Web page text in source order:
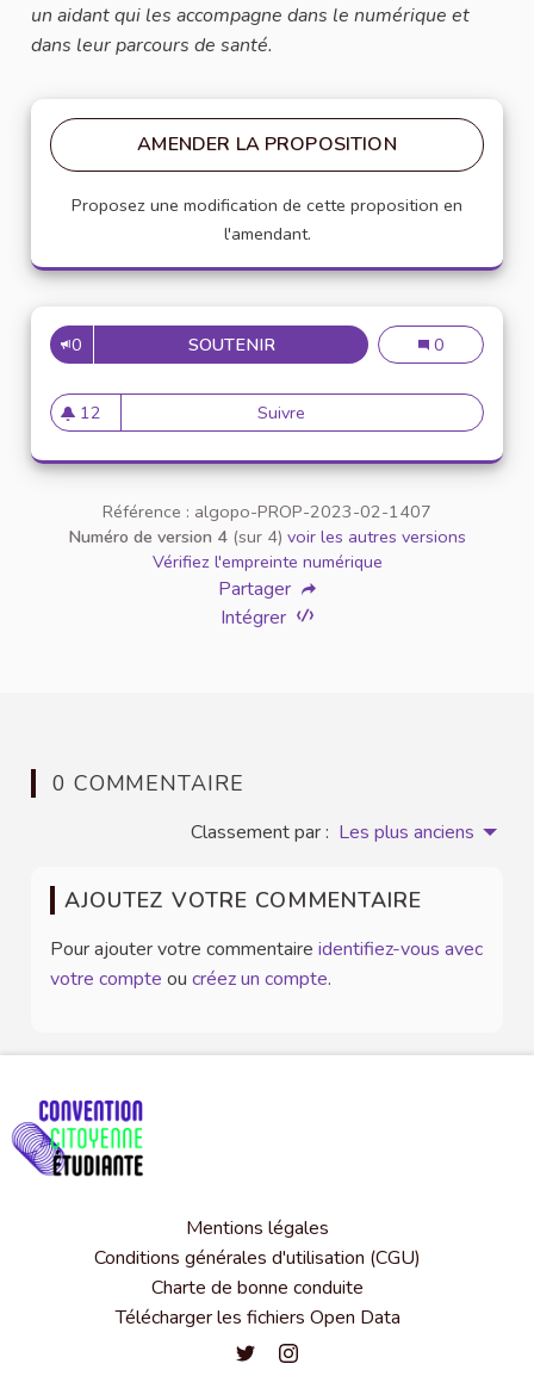
un aidant qui les accompagne dans le numérique et
dans leur parcours de santé.
AMENDER LA PROPOSITION
Proposez une modification de cette proposition en
l'amendant.
0 SOUTENIR14 14
0
12
12 abonnés
Suivre
Référence : algopo-PROP-2023-02-1407
Numéro de version 4 (sur 4) voir les autres versions
Vérifiez l'empreinte numérique
Partager
Intégrer
0 COMMENTAIRE
Classement par : Les plus anciens
AJOUTEZ VOTRE COMMENTAIRE
Pour ajouter votre commentaire identifiez-vous avec
votre compte ou créez un compte.
Mentions légales
Conditions générales d'utilisation (CGU)
Charte de bonne conduite
Télécharger les fichiers Open Data
Convention citoyenne étudiante
Convention citoyenne